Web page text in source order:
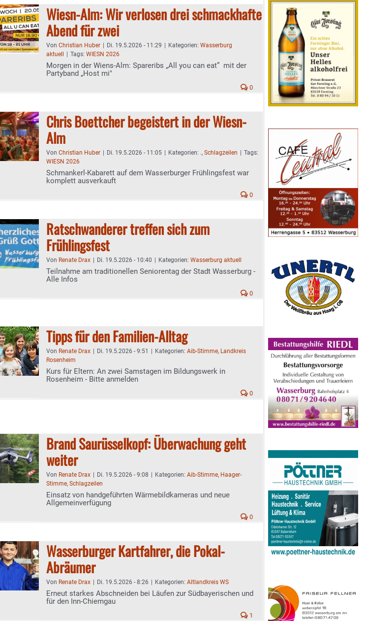
Wiesn-Alm: Wir verlosen drei schmackhafte
Abend für zwei
Von Christian Huber Di. 19.5.2026 - 11:29 Kategorien: Wasserburg
aktuell
Tags: WIESN 2026
Morgen in der Wiens-Alm: Spareribs „All you can eat” mit der
Partyband „Host mi"
0
Chris Boettcher begeistert in der Wiesn-
Alm
Von Christian Huber Di. 19.5.2026 - 11:05 Kategorien: ., Schlagzeilen
Tags:
WIESN 2026
Schmankerl-Kabarett auf dem Wasserburger Frühlingsfest war
komplett ausverkauft
0
Ratschwanderer treffen sich zum
Frühlingsfest
Von Renate Drax Di. 19.5.2026 - 10:40 Kategorien: Wasserburg aktuell
Teilnahme am traditionellen Seniorentag der Stadt Wasserburg -
Alle Infos
0
Tipps für den Familien-Alltag
Von Renate Drax Di. 19.5.2026 - 9:51 Kategorien: Aib-Stimme, Landkreis
Rosenheim
Kurs für Eltern: An zwei Samstagen im Bildungswerk in
Rosenheim - Bitte anmelden
0
Brand Saurüsselkopf: Überwachung geht
weiter
Von Renate Drax Di. 19.5.2026 - 9:08 Kategorien: Aib-Stimme, Haager-
Stimme, Schlagzeilen
Einsatz von handgeführten Wärmebildkameras und neue
Allgemeinverfügung
0
Wasserburger Kartfahrer, die Pokal-
Abräumer
Von Renate Drax Di. 19.5.2026 - 8:26 Kategorien: Altlandkreis WS
Erneut starkes Abschneiden bei Läufen zur Südbayerischen und
für den Inn-Chiemgau
1